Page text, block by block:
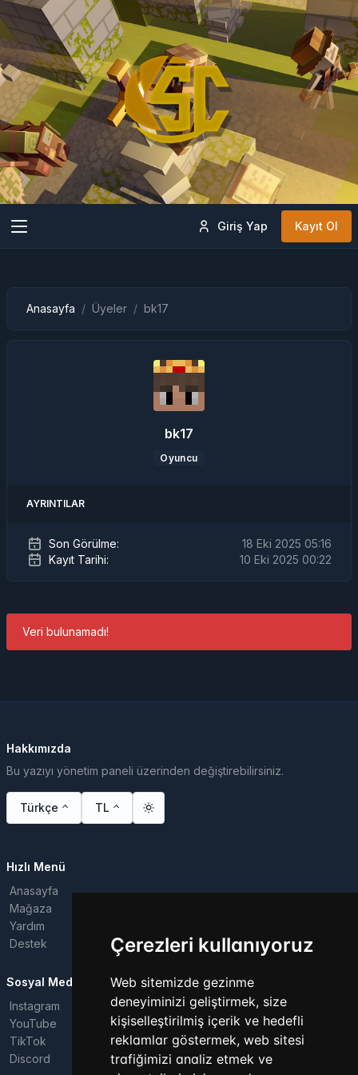
Çerezleri kullanıyoruz
Web sitemizde gezinme
deneyiminizi geliştirmek, size
kişiselleştirilmiş içerik ve hedefli
reklamlar göstermek, web sitesi
trafiğimizi analiz etmek ve
Giriş Yap Kayıt Ol
Anasayfa Üyeler bk17
bk17
Oyuncu
AYRINTILAR
Son Görülme:
18 Eki 2025 05:16
Kayıt Tarihi:
10 Eki 2025 00:22
Veri bulunamadı!
Hakkımızda
Bu yazıyı yönetim paneli üzerinden değiştirebilirsiniz.
Türkçe TL
Hızlı Menü
Anasayfa
Mağaza
Yardım
Destek
Sosyal Medya
Instagram
YouTube
TikTok
Discord